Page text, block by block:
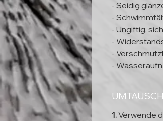
- Seidig
-
- Ungiftig,
-
-
-
1.Verwende